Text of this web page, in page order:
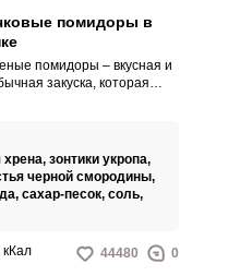
помидоры в
помидоры – вкусная и
закуска, которая
но и дополнить
стол.
хрена, зонтики укропа,
черной смородины,
сахар-песок, соль,
кКал 44480 0